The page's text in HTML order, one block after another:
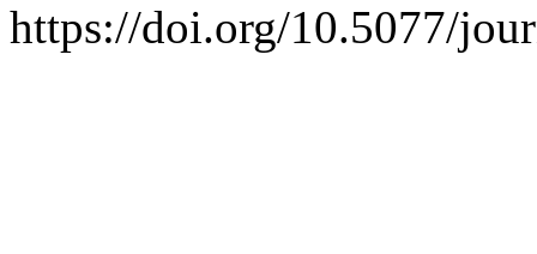
https://doi.org/10.5077/